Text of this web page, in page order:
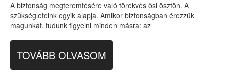
A biztonság megteremtésére való törekvés ősi ösztön. A
szükségleteink egyik alapja. Amikor biztonságban érezzük
magunkat, tudunk figyelni minden másra: az
TOVÁBB OLVASOM